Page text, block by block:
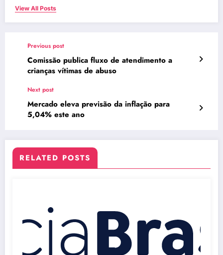
View All Posts
Previous post
Comissão publica fluxo de atendimento a
crianças vítimas de abuso
Next post
Mercado eleva previsão da inflação para
5,04% este ano
RELATED POSTS